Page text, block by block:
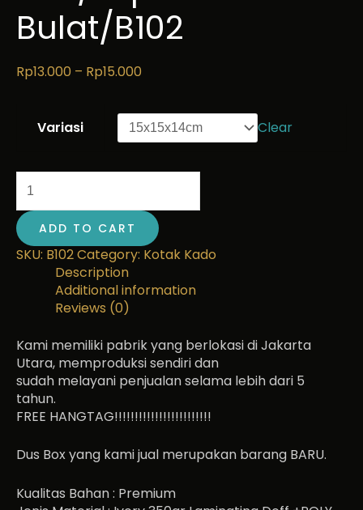
Bulat/B102
Rp13.000 – Rp15.000
Variasi Clear
ADD TO CART
SKU: B102Category: Kotak Kado
Description
Additional information
Reviews (0)
Kami memiliki pabrik yang berlokasi di Jakarta
Utara, memproduksi sendiri dan
sudah melayani penjualan selama lebih dari 5
tahun.
FREE HANGTAG!!!!!!!!!!!!!!!!!!!!!!!!
Dus Box yang kami jual merupakan barang BARU.
Kualitas Bahan : Premium